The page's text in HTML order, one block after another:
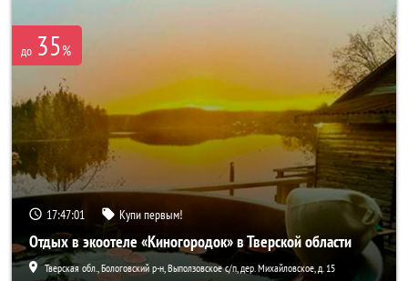
до 35%
17:46:57 Купи первым!
Отдых в экоотеле «Киногородок» в Тверской области
Тверская обл., Бологовский р-н, Выползовское с/п, дер. Михайловское, д. 15